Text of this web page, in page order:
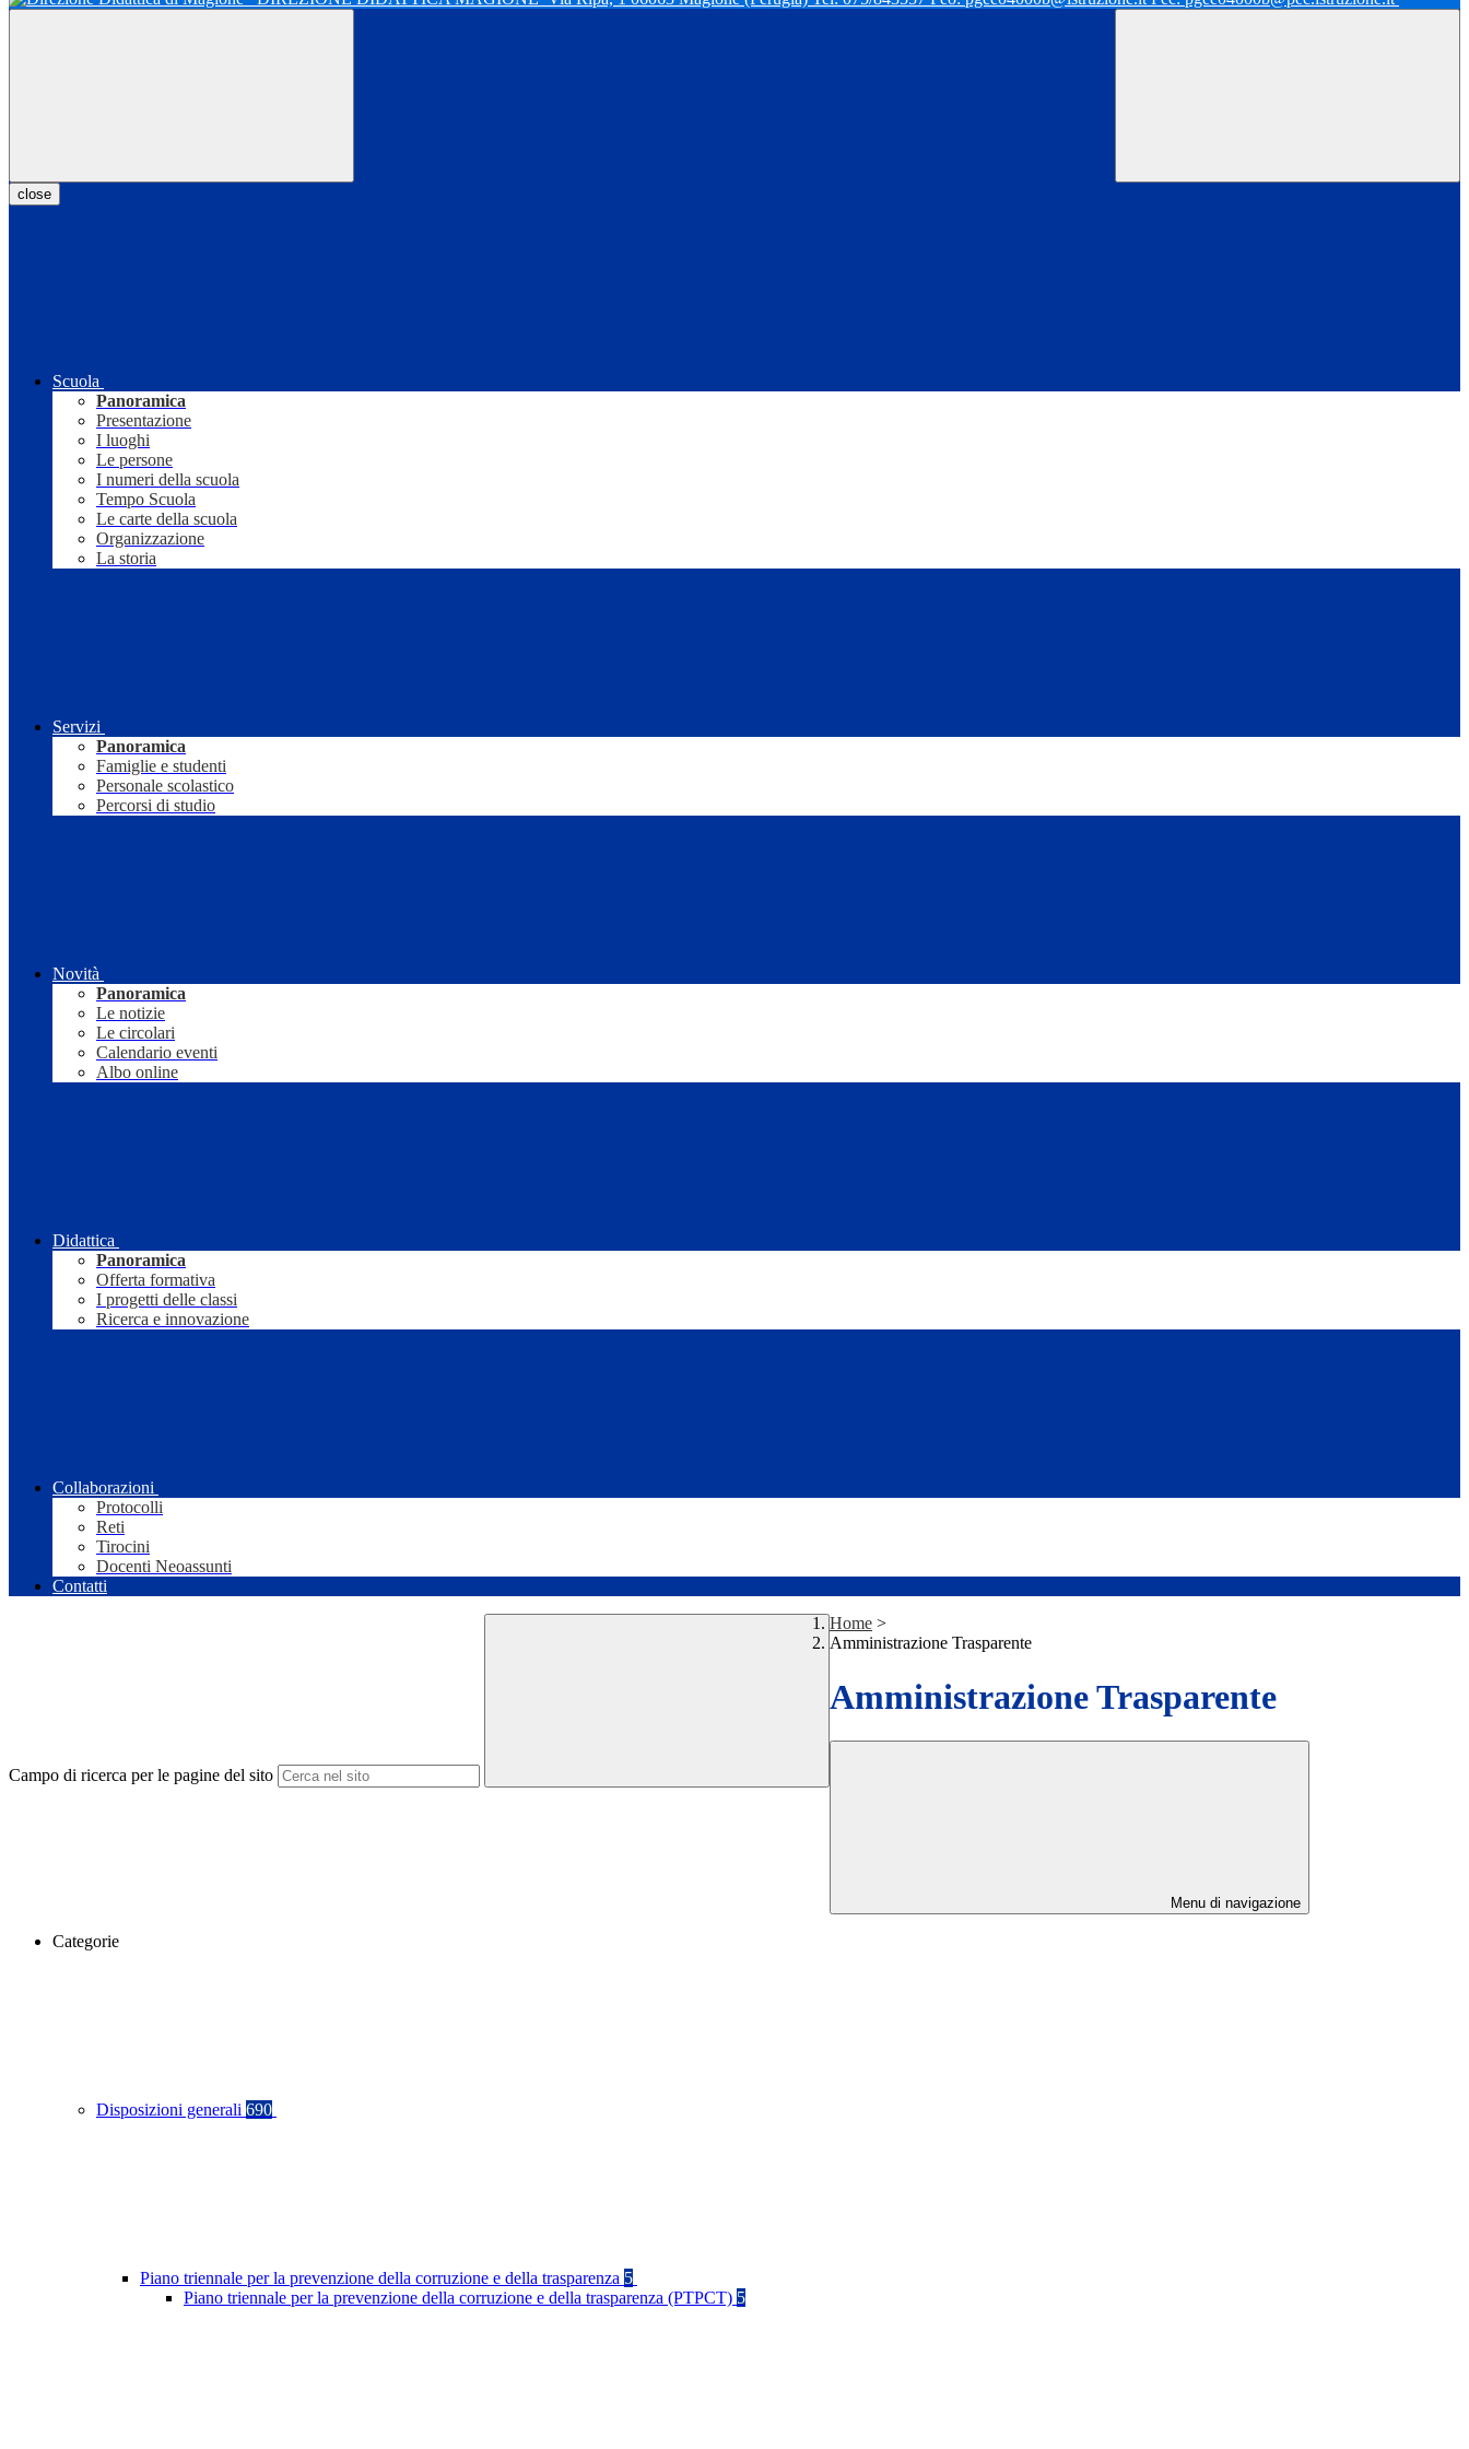
close
Scuola
Panoramica
Presentazione
I luoghi
Le persone
I numeri della scuola
Tempo Scuola
Le carte della scuola
Organizzazione
La storia
Servizi
Panoramica
Famiglie e studenti
Personale scolastico
Percorsi di studio
Novità
Panoramica
Le notizie
Le circolari
Calendario eventi
Albo online
Didattica
Panoramica
Offerta formativa
I progetti delle classi
Ricerca e innovazione
Collaborazioni
Protocolli
Reti
Tirocini
Docenti Neoassunti
Contatti
Campo di ricerca per le pagine del sito
Home >
Amministrazione Trasparente
Amministrazione Trasparente
Menu di navigazione
Categorie
Disposizioni generali 690
Piano triennale per la prevenzione della corruzione e della trasparenza 5
Piano triennale per la prevenzione della corruzione e della trasparenza (PTPCT) 5